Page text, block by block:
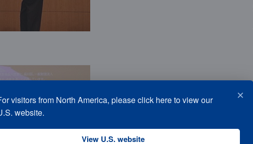
×
visitors from North America, please click here to view our
website.
View U.S. website